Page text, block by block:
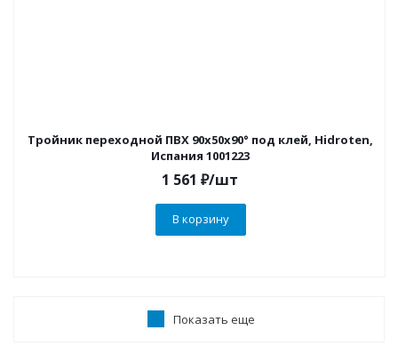
Тройник переходной ПВХ 90х50х90° под клей, Hidroten,
Испания 1001223
1 561 ₽/шт
В корзину
Показать еще